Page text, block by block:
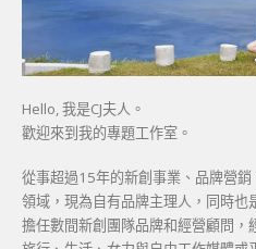
Hello, 我是CJ夫人。
歡迎來到我的專題工作室。
從事超過15年的新創事業、品牌營
領域，現為自有品牌主理人，同時也
擔任數間新創團隊品牌和經營顧問，